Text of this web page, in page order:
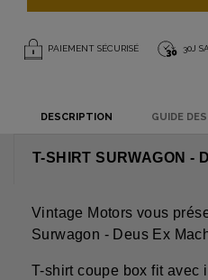
PAIEMENT SÉCURISÉ 30J
DESCRIPTION GUIDE
T-SHIRT SURWAGON -
Vintage Motors vous
Surwagon - Deus Ex
T-shirt coupe box fit avec